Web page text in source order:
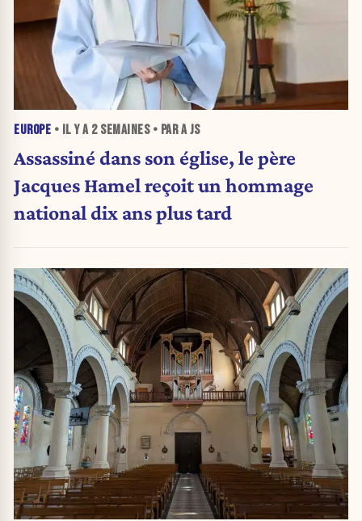
EUROPE • IL Y A 2 SEMAINES• PAR A JS
Assassiné dans son église, le père
Jacques Hamel reçoit un hommage
national dix ans plus tard